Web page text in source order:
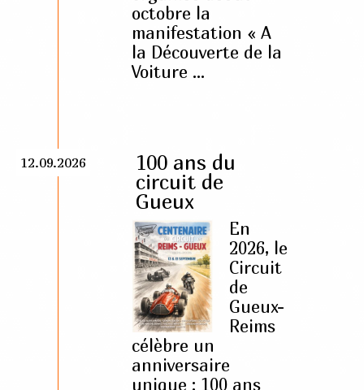
octobre la
manifestation « A
la Découverte de la
Voiture ...
12.09.2026
100 ans du
circuit de
Gueux
En
2026, le
Circuit
de
Gueux-
Reims
célèbre un
anniversaire
unique : 100 ans